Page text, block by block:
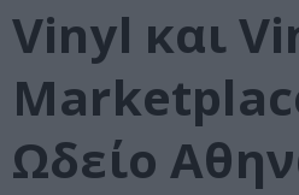
Vinyl και
Ωδείο